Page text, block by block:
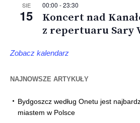
SIE
15
00:00 -23:30
Koncert nad
z repertuaru Sary
Zobacz kalendarz
NAJNOWSZE ARTYKUŁY
Bydgoszcz według Onetu jest
miastem w Polsce